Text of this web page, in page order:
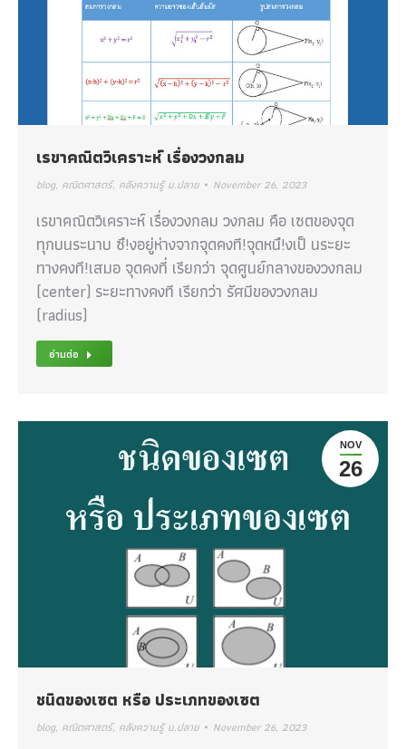
เรขาคณิตวิเคราะห์ เรื่องวงกลม
blog, คณิตศาสตร์, คลังความรู้ ม.ปลาย November 26, 2023
เรขาคณิตวิเคราะห์ เรื่องวงกลม วงกลม คือ เซตของจุด
ทุกบนระนาบ ซึ!งอยู่ห่างจากจุดคงที!จุดหนึ!งเป็ นระยะ
ทางคงที!เสมอ จุดคงที่ เรียกว่า จุดศูนย์กลางของวงกลม
(center) ระยะทางคงที เรียกว่า รัศมีของวงกลม
(radius)
อ่านต่อ
NOV
26
ชนิดของเซต หรือ ประเภทของเซต
blog, คณิตศาสตร์, คลังความรู้ ม.ปลาย November 26, 2023